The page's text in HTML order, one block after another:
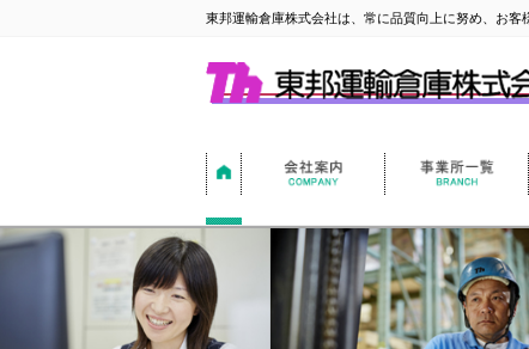
東邦運輸倉庫株式会社は、常に品質向上に努め、お客